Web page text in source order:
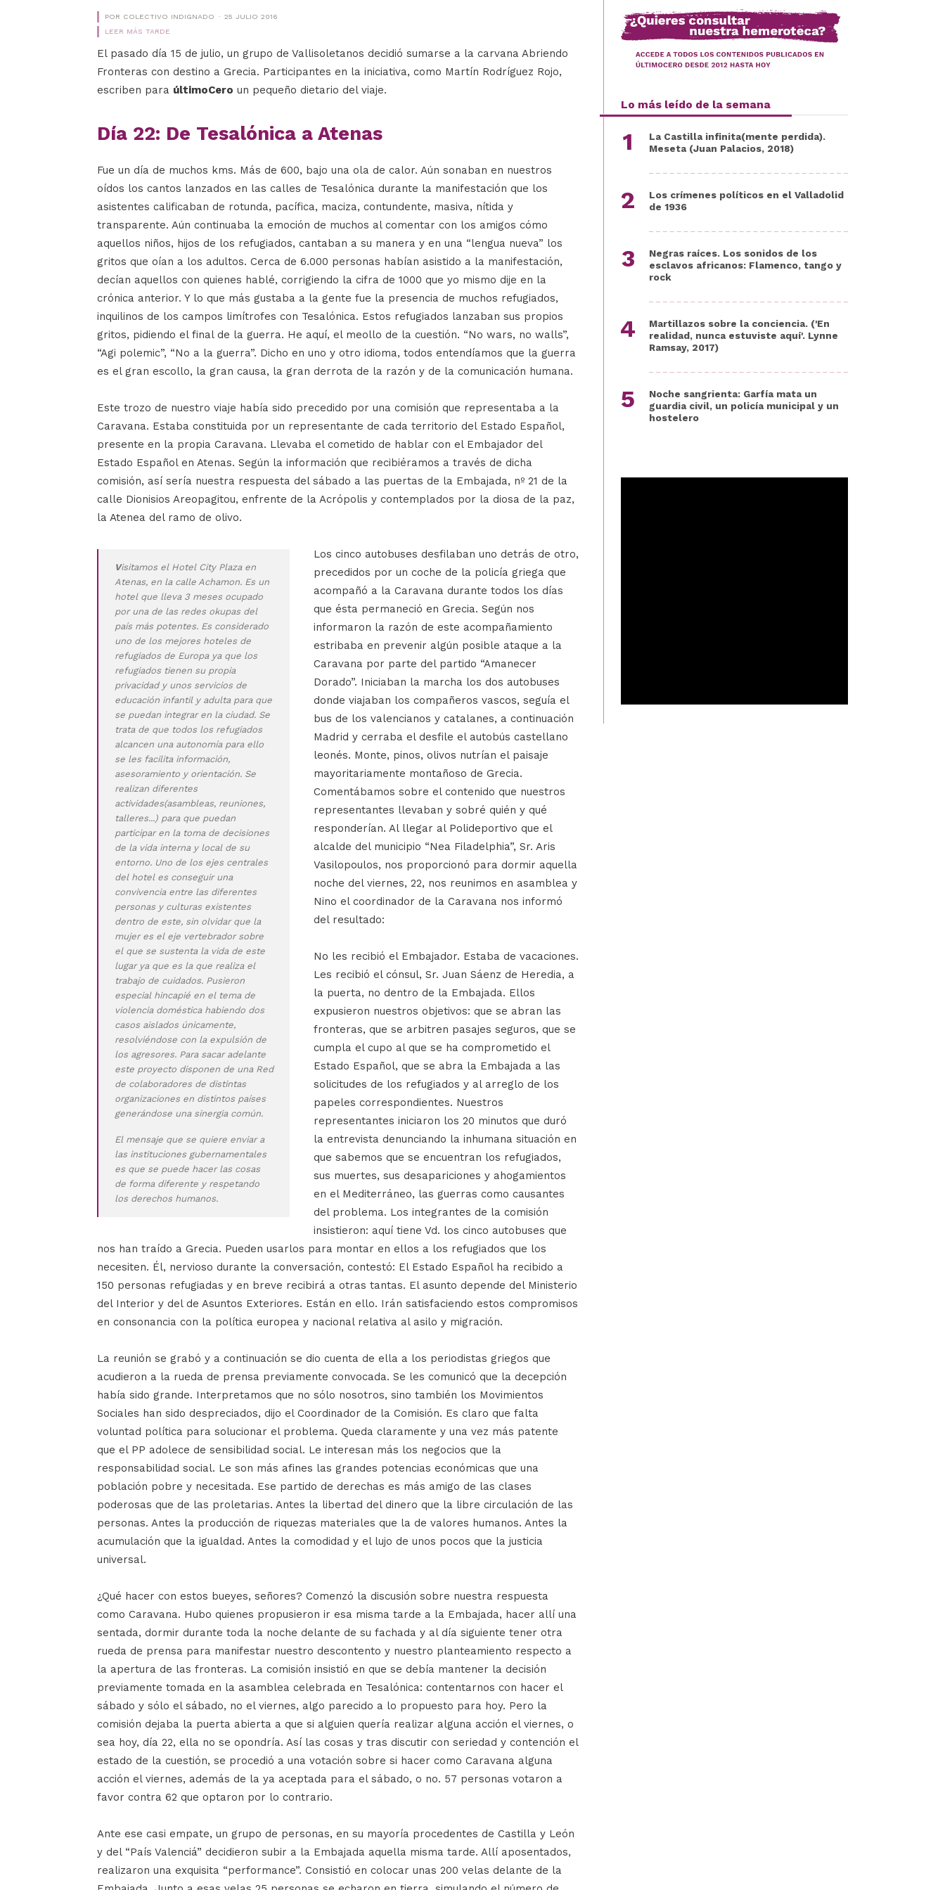
POR COLECTIVO INDIGNADO
25 JULIO 2016
LEER MÁS TARDE
El pasado día 15 de julio, un grupo de Vallisoletanos decidió sumarse a la carvana Abriendo
Fronteras con destino a Grecia. Participantes en la iniciativa, como Martín Rodríguez Rojo,
escriben para últimoCero un pequeño dietario del viaje.
Día 22: De Tesalónica a Atenas
Fue un día de muchos kms. Más de 600, bajo una ola de calor. Aún sonaban en nuestros
oídos los cantos lanzados en las calles de Tesalónica durante la manifestación que los
asistentes calificaban de rotunda, pacífica, maciza, contundente, masiva, nítida y
transparente. Aún continuaba la emoción de muchos al comentar con los amigos cómo
aquellos niños, hijos de los refugiados, cantaban a su manera y en una “lengua nueva” los
gritos que oían a los adultos. Cerca de 6.000 personas habían asistido a la manifestación,
decían aquellos con quienes hablé, corrigiendo la cifra de 1000 que yo mismo dije en la
crónica anterior. Y lo que más gustaba a la gente fue la presencia de muchos refugiados,
inquilinos de los campos limítrofes con Tesalónica. Estos refugiados lanzaban sus propios
gritos, pidiendo el final de la guerra. He aquí, el meollo de la cuestión. “No wars, no walls”,
“Agi polemic”, “No a la guerra”. Dicho en uno y otro idioma, todos entendíamos que la guerra
es el gran escollo, la gran causa, la gran derrota de la razón y de la comunicación humana.
Este trozo de nuestro viaje había sido precedido por una comisión que representaba a la
Caravana. Estaba constituida por un representante de cada territorio del Estado Español,
presente en la propia Caravana. Llevaba el cometido de hablar con el Embajador del
Estado Español en Atenas. Según la información que recibiéramos a través de dicha
comisión, así sería nuestra respuesta del sábado a las puertas de la Embajada, nº 21 de la
calle Dionisios Areopagitou, enfrente de la Acrópolis y contemplados por la diosa de la paz,
la Atenea del ramo de olivo.
Visitamos el Hotel City Plaza en
Atenas, en la calle Achamon. Es un
hotel que lleva 3 meses ocupado
por una de las redes okupas del
país más potentes. Es considerado
uno de los mejores hoteles de
refugiados de Europa ya que los
refugiados tienen su propia
privacidad y unos servicios de
educación infantil y adulta para que
se puedan integrar en la ciudad. Se
trata de que todos los refugiados
alcancen una autonomía para ello
se les facilita información,
asesoramiento y orientación. Se
realizan diferentes
actividades(asambleas, reuniones,
talleres...) para que puedan
participar en la toma de decisiones
de la vida interna y local de su
entorno. Uno de los ejes centrales
del hotel es conseguir una
convivencia entre las diferentes
personas y culturas existentes
dentro de este, sin olvidar que la
mujer es el eje vertebrador sobre
el que se sustenta la vida de este
lugar ya que es la que realiza el
trabajo de cuidados. Pusieron
especial hincapié en el tema de
violencia doméstica habiendo dos
casos aislados únicamente,
resolviéndose con la expulsión de
los agresores. Para sacar adelante
este proyecto disponen de una Red
de colaboradores de distintas
organizaciones en distintos países
generándose una sinergia común.
El mensaje que se quiere enviar a
las instituciones gubernamentales
es que se puede hacer las cosas
de forma diferente y respetando
los derechos humanos.
Los cinco autobuses desfilaban uno detrás de otro,
precedidos por un coche de la policía griega que
acompañó a la Caravana durante todos los días
que ésta permaneció en Grecia. Según nos
informaron la razón de este acompañamiento
estribaba en prevenir algún posible ataque a la
Caravana por parte del partido “Amanecer
Dorado”. Iniciaban la marcha los dos autobuses
donde viajaban los compañeros vascos, seguía el
bus de los valencianos y catalanes, a continuación
Madrid y cerraba el desfile el autobús castellano
leonés. Monte, pinos, olivos nutrían el paisaje
mayoritariamente montañoso de Grecia.
Comentábamos sobre el contenido que nuestros
representantes llevaban y sobré quién y qué
responderían. Al llegar al Polideportivo que el
alcalde del municipio “Nea Filadelphia”, Sr. Aris
Vasilopoulos, nos proporcionó para dormir aquella
noche del viernes, 22, nos reunimos en asamblea y
Nino el coordinador de la Caravana nos informó
del resultado:
No les recibió el Embajador. Estaba de vacaciones.
Les recibió el cónsul, Sr. Juan Sáenz de Heredia, a
la puerta, no dentro de la Embajada. Ellos
expusieron nuestros objetivos: que se abran las
fronteras, que se arbitren pasajes seguros, que se
cumpla el cupo al que se ha comprometido el
Estado Español, que se abra la Embajada a las
solicitudes de los refugiados y al arreglo de los
papeles correspondientes. Nuestros
representantes iniciaron los 20 minutos que duró
la entrevista denunciando la inhumana situación en
que sabemos que se encuentran los refugiados,
sus muertes, sus desapariciones y ahogamientos
en el Mediterráneo, las guerras como causantes
del problema. Los integrantes de la comisión
insistieron: aquí tiene Vd. los cinco autobuses que
nos han traído a Grecia. Pueden usarlos para montar en ellos a los refugiados que los
necesiten. Él, nervioso durante la conversación, contestó: El Estado Español ha recibido a
150 personas refugiadas y en breve recibirá a otras tantas. El asunto depende del Ministerio
del Interior y del de Asuntos Exteriores. Están en ello. Irán satisfaciendo estos compromisos
en consonancia con la política europea y nacional relativa al asilo y migración.
La reunión se grabó y a continuación se dio cuenta de ella a los periodistas griegos que
acudieron a la rueda de prensa previamente convocada. Se les comunicó que la decepción
había sido grande. Interpretamos que no sólo nosotros, sino también los Movimientos
Sociales han sido despreciados, dijo el Coordinador de la Comisión. Es claro que falta
voluntad política para solucionar el problema. Queda claramente y una vez más patente
que el PP adolece de sensibilidad social. Le interesan más los negocios que la
responsabilidad social. Le son más afines las grandes potencias económicas que una
población pobre y necesitada. Ese partido de derechas es más amigo de las clases
poderosas que de las proletarias. Antes la libertad del dinero que la libre circulación de las
personas. Antes la producción de riquezas materiales que la de valores humanos. Antes la
acumulación que la igualdad. Antes la comodidad y el lujo de unos pocos que la justicia
universal.
¿Qué hacer con estos bueyes, señores? Comenzó la discusión sobre nuestra respuesta
como Caravana. Hubo quienes propusieron ir esa misma tarde a la Embajada, hacer allí una
sentada, dormir durante toda la noche delante de su fachada y al día siguiente tener otra
rueda de prensa para manifestar nuestro descontento y nuestro planteamiento respecto a
la apertura de las fronteras. La comisión insistió en que se debía mantener la decisión
previamente tomada en la asamblea celebrada en Tesalónica: contentarnos con hacer el
sábado y sólo el sábado, no el viernes, algo parecido a lo propuesto para hoy. Pero la
comisión dejaba la puerta abierta a que si alguien quería realizar alguna acción el viernes, o
sea hoy, día 22, ella no se opondría. Así las cosas y tras discutir con seriedad y contención el
estado de la cuestión, se procedió a una votación sobre si hacer como Caravana alguna
acción el viernes, además de la ya aceptada para el sábado, o no. 57 personas votaron a
favor contra 62 que optaron por lo contrario.
Ante ese casi empate, un grupo de personas, en su mayoría procedentes de Castilla y León
y del “País Valenciá” decidieron subir a la Embajada aquella misma tarde. Allí aposentados,
realizaron una exquisita “performance”. Consistió en colocar unas 200 velas delante de la
Lo más leído de la semana
La Castilla infinita(mente perdida).
Meseta (Juan Palacios, 2018)
Los crímenes políticos en el Valladolid
de 1936
Negras raíces. Los sonidos de los
esclavos africanos: Flamenco, tango y
rock
Martillazos sobre la conciencia. ('En
realidad, nunca estuviste aquí'. Lynne
Ramsay, 2017)
Noche sangrienta: Garfía mata un
guardia civil, un policía municipal y un
hostelero